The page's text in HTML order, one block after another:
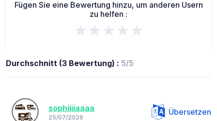
Fügen Sie eine Bewertung hinzu, um anderen Usern
zu helfen :
★★★★★
Durchschnitt (3 Bewertung) : 5/5
sophiiiiaaaa
25/07/2026
Übersetzen